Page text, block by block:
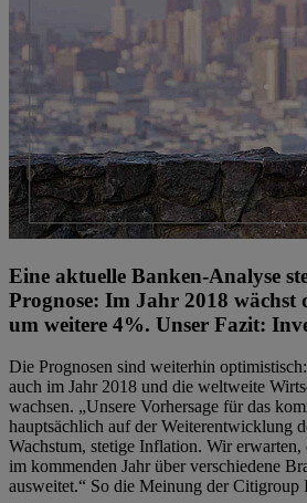
Eine aktuelle Banken-Analyse
Prognose: Im Jahr 2018 wächst
um weitere 4%. Unser Fazit:
Die Prognosen sind weiterhin
auch im Jahr 2018 und die weltweite
wachsen. „Unsere Vorhersage für das
hauptsächlich auf der Weiterentwicklung
Wachstum, stetige Inflation. Wir erwarten,
im kommenden Jahr über verschiedene
ausweitet.“ So die Meinung der Citigroup